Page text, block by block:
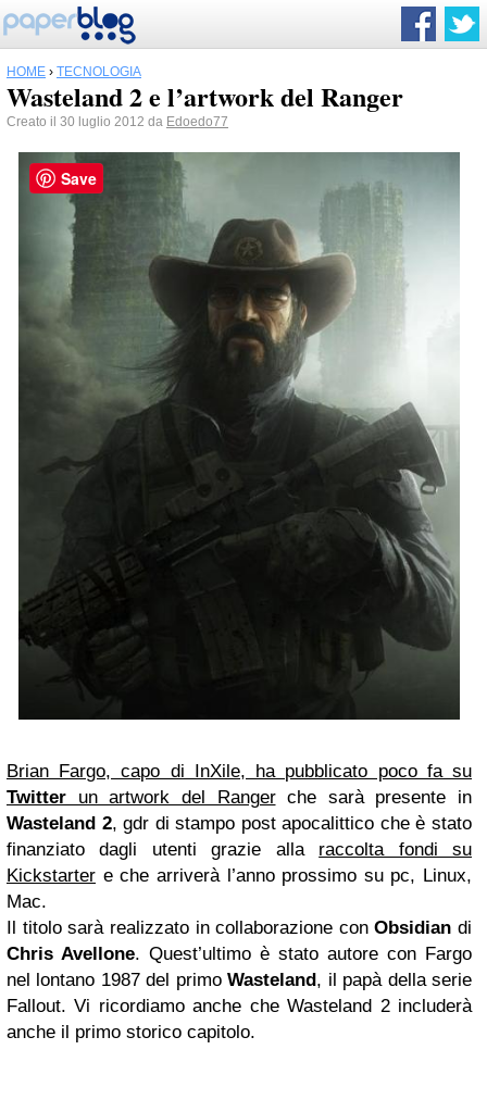
HOME › TECNOLOGIA
Wasteland 2 e l’artwork del Ranger
Creato il 30 luglio 2012 da Edoedo77
Brian Fargo, capo di InXile, ha pubblicato poco fa su
Twitter un artwork del Rangerche sarà presente in
Wasteland 2, gdr di stampo post apocalittico che è stato
finanziato dagli utenti grazie alla raccolta fondi su
Kickstarter e che arriverà l’anno prossimo su pc, Linux,
Mac.
Il titolo sarà realizzato in collaborazione conObsidian di
Chris Avellone. Quest’ultimo è stato autore con Fargo
nel lontano 1987 del primoWasteland , il papà della serie
Fallout. Vi ricordiamo anche che Wasteland 2 includerà
anche il primo storico capitolo.
Save